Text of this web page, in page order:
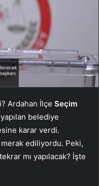
Ardahan İlçe Seçim
belediye
karar verdi.
ediliyordu. Peki,
mı yapılacak? İşte